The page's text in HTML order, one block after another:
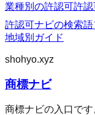
業種別の許認可許認
許認可ナビの検索
地域別ガイド
shohyo.xyz
商標ナビ
商標ナビの入口で